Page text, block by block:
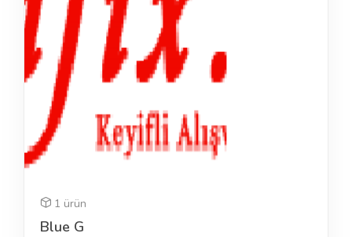
1 ürün
Blue G